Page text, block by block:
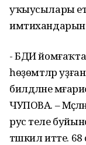
уҡыусылары
- БДИ
һөҙөмтәләр
билдәләне
ЧУПОВА. –
рус теле
тәшкил итте.